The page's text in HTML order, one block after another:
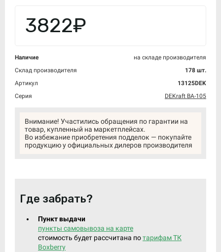
3822₽
Наличие
на складе производителя
Склад производителя
178 шт.
Артикул
13125DEK
Серия
DEKraft ВА-105
Внимание! Участились обращения по гарантии на
товар, купленный на маркетплейсах.
Во избежание приобретения подделок — покупайте
продукцию у официальных дилеров производителя
Где забрать?
Пункт выдачи
пункты самовывоза на карте
стоимость будет рассчитана потарифам ТК
Boxberry